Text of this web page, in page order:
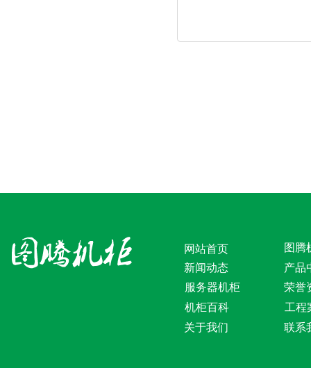
网站首页
新闻动态
服务器机柜
机柜百科
关于我们
图腾
产品
荣誉
工程
联系